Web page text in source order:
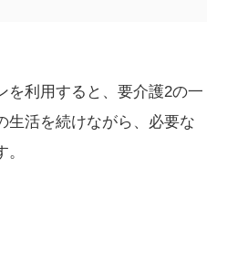
を利用すると、要介護2の一
生活を続けながら、必要な